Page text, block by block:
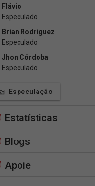
Flávio
Especulado
Brian Rodríguez
Especulado
Jhon Córdoba
Especulado
Especulação
Estatísticas
Blogs
Apoie